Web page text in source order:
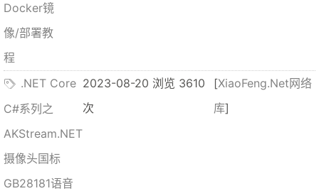
Docker镜
像/部署教
程
.NET Core
C#系列之
AKStream.NET
摄像头国标
GB28181语音
2023-08-20 浏览 3610
次
[XiaoFeng.Net网络
库]